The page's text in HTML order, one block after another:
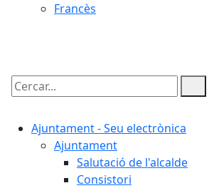
Francès
Cercar:
Ajuntament - Seu electrònica
Ajuntament
Salutació de l'alcalde
Consistori